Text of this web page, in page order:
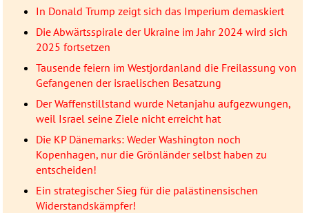
In Donald Trump zeigt sich das Imperium demaskiert
Die Abwärtsspirale der Ukraine im Jahr 2024 wird sich
2025 fortsetzen
Tausende feiern im Westjordanland die Freilassung von
Gefangenen der israelischen Besatzung
Der Waffenstillstand wurde Netanjahu aufgezwungen,
weil Israel seine Ziele nicht erreicht hat
Die KP Dänemarks: Weder Washington noch
Kopenhagen, nur die Grönländer selbst haben zu
entscheiden!
Ein strategischer Sieg für die palästinensischen
Widerstandskämpfer!